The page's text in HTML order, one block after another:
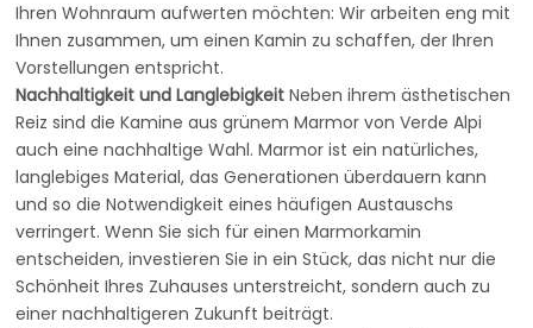
Ihren Wohnraum aufwerten möchten: Wir arbeiten eng mit
Ihnen zusammen, um einen Kamin zu schaffen, der Ihren
Vorstellungen entspricht.
Nachhaltigkeit und LanglebigkeitNeben ihrem ästhetischen
Reiz sind die Kamine aus grünem Marmor von Verde Alpi
auch eine nachhaltige Wahl. Marmor ist ein natürliches,
langlebiges Material, das Generationen überdauern kann
und so die Notwendigkeit eines häufigen Austauschs
verringert. Wenn Sie sich für einen Marmorkamin
entscheiden, investieren Sie in ein Stück, das nicht nur die
Schönheit Ihres Zuhauses unterstreicht, sondern auch zu
einer nachhaltigeren Zukunft beiträgt.